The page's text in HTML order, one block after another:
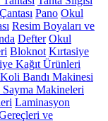
Pano Okul
Resim Boyaları ve
Defter Okul
Bloknot Kırtasiye
Kağıt Ürünleri
Koli Bandı Makinesi
Sayma Makineleri
Laminasyon
ve